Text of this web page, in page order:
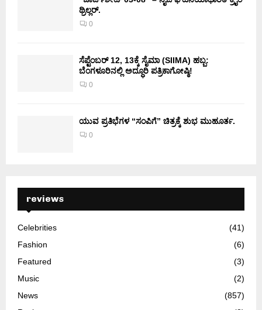
ಥ್ರಿಲ್ಲರ್.
0
ಸೆಪ್ಟೆಂಬರ್ 12, 13ಕ್ಕೆ ಸೈಮಾ (SIIMA) ಹಬ್ಬ:
ಬೆಂಗಳೂರಿನಲ್ಲಿ ಅದ್ಧೂರಿ ಪತ್ರಿಕಾಗೋಷ್ಠಿ!
0
ಯುವ ಪ್ರತಿಭೆಗಳ “ಸಂಪಿಗೆ” ಚಿತ್ರಕ್ಕೆ ಶುಭ ಮುಹೂರ್ತ.
0
reviews
Celebrities
(41)
Fashion
(6)
Featured
(3)
Music
(2)
News
(857)